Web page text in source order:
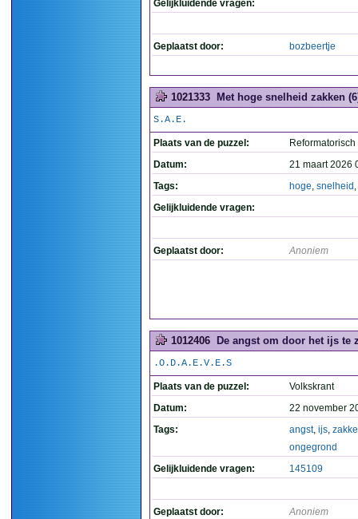
Gelijkluidende vragen:
Geplaatst door: bozbeertje
1021333 Met hoge snelheid zakken
S.A.E.
Plaats van de puzzel:
Datum:
21 maart 2026
Tags:
hoge, snelheid ,
Gelijkluidende vragen:
Geplaatst door: Anoniem
1012406 De angst om door het ijs te
.O.D.A.E.V.E.S
Plaats van de puzzel:
Volkskrant
Datum:
22 november
Tags:
angst, ijs,
ongegrond
Gelijkluidende vragen:
145109
Geplaatst door: Anoniem